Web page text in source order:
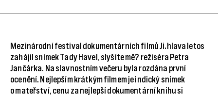
Mezinárodní festival dokumentárních filmů Ji.hlava letos
zahájil snímek Tady Havel, slyšíte mě? režiséra Petra
Jančárka. Na slavnostním večeru byla rozdána první
ocenění. Nejlepším krátkým filmem je indický snímek
o mateřství, cenu za nejlepší dokumentární knihu si